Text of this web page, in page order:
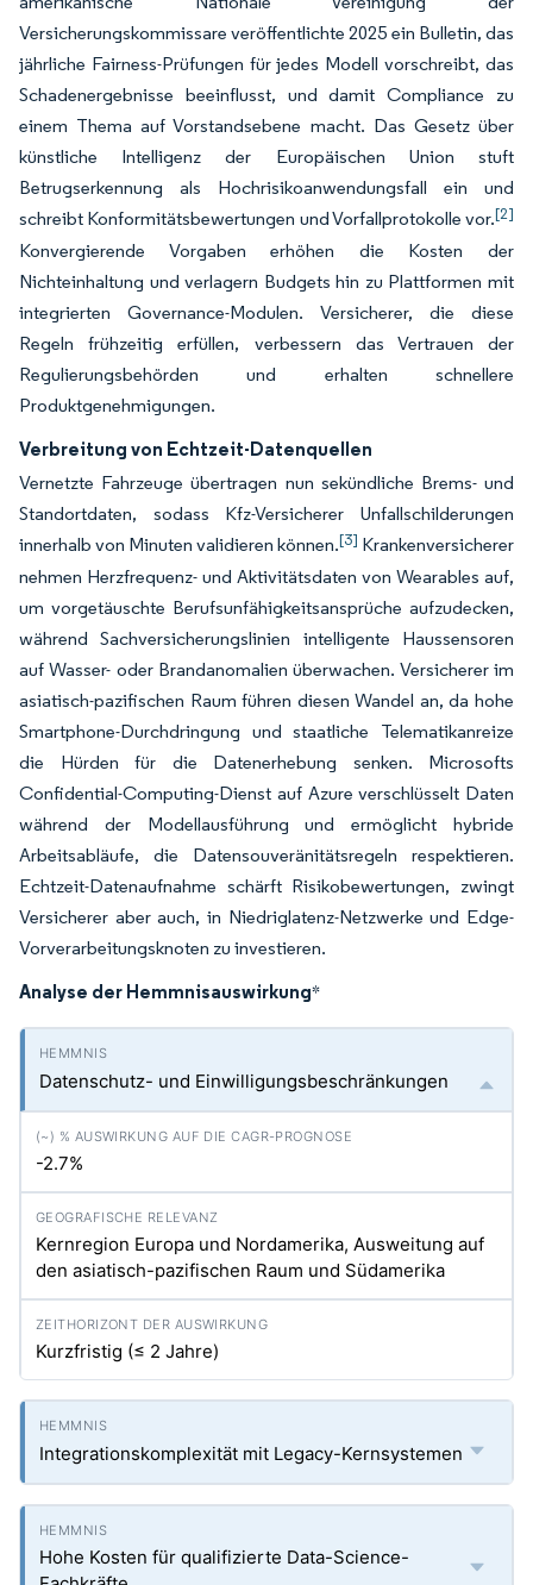
Versicherungskommissare veröffentlichte 2025 ein Bulletin, das
jährliche Fairness-Prüfungen für jedes Modell vorschreibt, das
Schadenergebnisse beeinflusst, und damit Compliance zu
einem Thema auf Vorstandsebene macht. Das Gesetz über
künstliche Intelligenz der Europäischen Union stuft
Betrugserkennung als Hochrisikoanwendungsfall ein und
schreibt Konformitätsbewertungen und Vorfallprotokolle vor.[2]
Konvergierende Vorgaben erhöhen die Kosten der
Nichteinhaltung und verlagern Budgets hin zu Plattformen mit
integrierten Governance-Modulen. Versicherer, die diese
Regeln frühzeitig erfüllen, verbessern das Vertrauen der
Regulierungsbehörden und erhalten schnellere
Produktgenehmigungen.
Verbreitung von Echtzeit-Datenquellen
Vernetzte Fahrzeuge übertragen nun sekündliche Brems- und
Standortdaten, sodass Kfz-Versicherer Unfallschilderungen
innerhalb von Minuten validieren können.[3] Krankenversicherer
nehmen Herzfrequenz- und Aktivitätsdaten von Wearables auf,
um vorgetäuschte Berufsunfähigkeitsansprüche aufzudecken,
während Sachversicherungslinien intelligente Haussensoren
auf Wasser- oder Brandanomalien überwachen. Versicherer im
asiatisch-pazifischen Raum führen diesen Wandel an, da hohe
Smartphone-Durchdringung und staatliche Telematikanreize
die Hürden für die Datenerhebung senken. Microsofts
Confidential-Computing-Dienst auf Azure verschlüsselt Daten
während der Modellausführung und ermöglicht hybride
Arbeitsabläufe, die Datensouveränitätsregeln respektieren.
Echtzeit-Datenaufnahme schärft Risikobewertungen, zwingt
Versicherer aber auch, in Niedriglatenz-Netzwerke und Edge-
Vorverarbeitungsknoten zu investieren.
Analyse der Hemmnisauswirkung*
Datenschutz- und Einwilligungsbeschränkungen
-2.7%
Kernregion Europa und Nordamerika, Ausweitung auf
den asiatisch-pazifischen Raum und Südamerika
Kurzfristig (≤ 2 Jahre)
Integrationskomplexität mit Legacy-Kernsystemen
Hohe Kosten für qualifizierte Data-Science-